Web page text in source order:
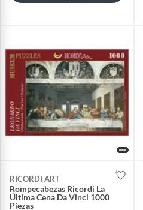
RICORDI ART
Rompecabezas Ricordi La
Última Cena Da Vinci 1000
Piezas